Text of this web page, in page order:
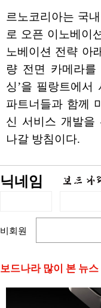
르노코리아는 국
로 오픈 이노베이
노베이션 전략 아
량 전면 카메라를
싱’을 필랑트에서
파트너들과 함께
신 서비스 개발을
나갈 방침이다.
닉네임
비회원
보드나라 많이 본 뉴스